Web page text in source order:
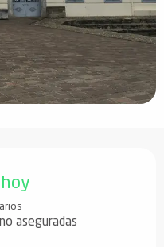
aseguradas
animales